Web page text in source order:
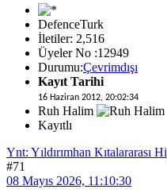
DefenceTurk
İletiler: 2,516
Üyeler No :12949
Durumu:Çevrimdışı
Kayıt Tarihi
16 Haziran 2012, 20:02:34
Ruh Halim
Kayıtlı
Ynt: Yıldırımhan Kıtalararası
#71
08 Mayıs 2026, 11:10:30